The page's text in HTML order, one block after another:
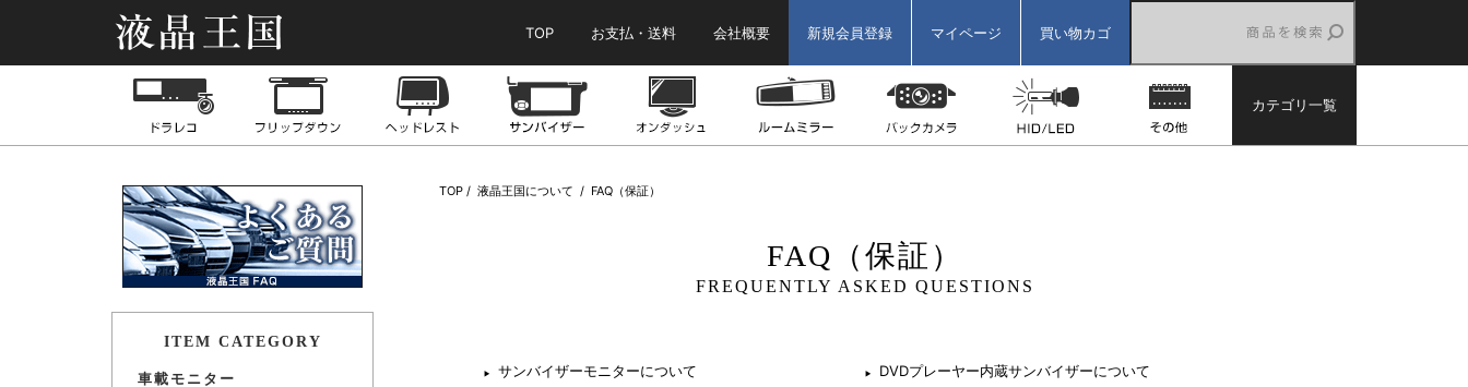
TOP
お支払・送料 会社概要 新規会員登録 マイページ 買い物カゴ
フリップダウンモニターヘッドレストモニターサンバイザーモニターオンダッシュモニタールームミラーモニターバックカメラ HID/LED その他
カテゴリ一覧
TOP 液晶王国について FAQ（保証）
FAQ（保証）
FREQUENTLY ASKED QUESTIONS
サンバイザーモニターについて
DVDプレーヤー内蔵サンバイザーについて
ITEM CATEGORY
車載モニター